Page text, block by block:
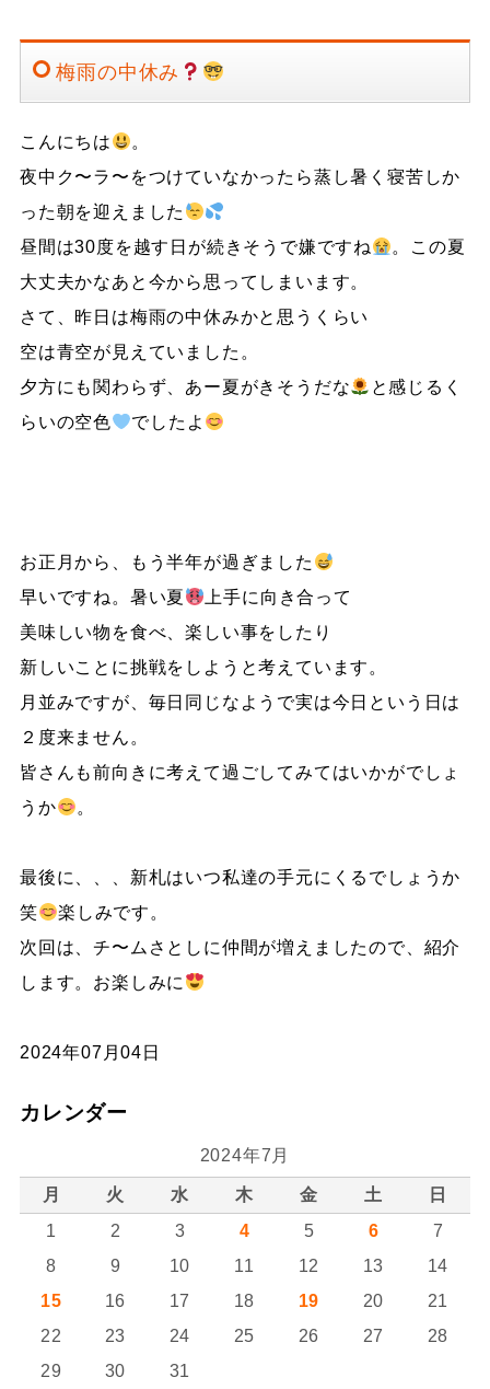
梅雨の中休み
こんにちは
。
夜中ク〜ラ〜をつけていなかったら蒸し暑く寝苦しか
った朝を迎えました
昼間は30度を越す日が続きそうで嫌ですね
。この夏
大丈夫かなあと今から思ってしまいます。
さて、昨日は梅雨の中休みかと思うくらい
空は青空が見えていました。
夕方にも関わらず、あー夏がきそうだな
と感じるく
らいの空色
でしたよ
お正月から、もう半年が過ぎました
早いですね。暑い夏
上手に向き合って
美味しい物を食べ、楽しい事をしたり
新しいことに挑戦をしようと考えています。
月並みですが、毎日同じなようで実は今日という日は
２度来ません。
皆さんも前向きに考えて過ごしてみてはいかがでしょ
うか
。
最後に、、、新札はいつ私達の手元にくるでしょうか
笑
楽しみです。
次回は、チ〜ムさとしに仲間が増えましたので、紹介
します。お楽しみに
2024年07月04日
カレンダー
2024年7月
月 火 水 木 金 土 日
1 2 3 4 5 6
7
8
9 10 11 12 13
14
15
16 17 18 19 20
21
22
23 24 25 26 27
28
29
30 31